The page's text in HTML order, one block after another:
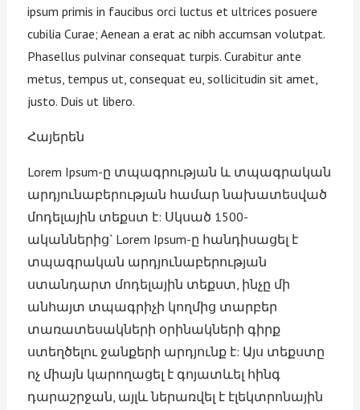
ipsum primis in faucibus orci luctus et ultrices posuere
cubilia Curae; Aenean a erat ac nibh accumsan volutpat.
Phasellus pulvinar consequat turpis. Curabitur ante
metus, tempus ut, consequat eu, sollicitudin sit amet,
justo. Duis ut libero.
Հայերեն
Lorem Ipsum-ը տպագրության և տպագրական
արդյունաբերության համար նախատեսված
մոդելային տեքստ է: Սկսած 1500-
ականներից` Lorem Ipsum-ը հանդիսացել է
տպագրական արդյունաբերության
ստանդարտ մոդելային տեքստ, ինչը մի
անհայտ տպագրիչի կողմից տարբեր
տառատեսակների օրինակների գիրք
ստեղծելու ջանքերի արդյունք է: Այս տեքստը
ոչ միայն կարողացել է գոյատևել հինգ
դարաշրջան, այլև ներառվել է էլեկտրոնային